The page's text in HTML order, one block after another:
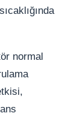
normal